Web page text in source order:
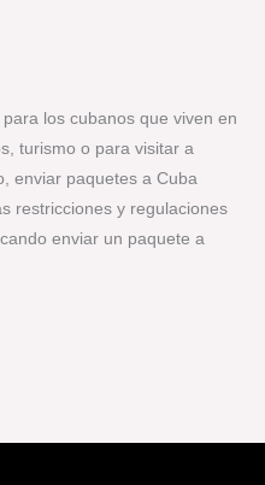
los cubanos que viven en
turismo o para visitar a
enviar paquetes a Cuba
restricciones y regulaciones
enviar un paquete a